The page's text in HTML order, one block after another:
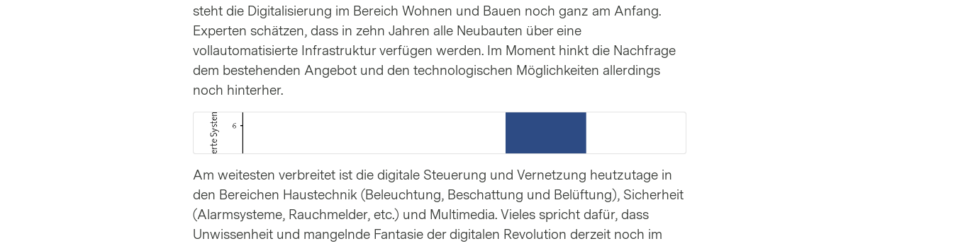
steht die Digitalisierung im Bereich Wohnen und Bauen noch ganz am Anfang.
Experten schätzen, dass in zehn Jahren alle Neubauten über eine
vollautomatisierte Infrastruktur verfügen werden. Im Moment hinkt die Nachfrage
dem bestehenden Angebot und den technologischen Möglichkeiten allerdings
noch hinterher.
Am weitesten verbreitet ist die digitale Steuerung und Vernetzung heutzutage in
den Bereichen Haustechnik (Beleuchtung, Beschattung und Belüftung), Sicherheit
(Alarmsysteme, Rauchmelder, etc.) und Multimedia. Vieles spricht dafür, dass
Unwissenheit und mangelnde Fantasie der digitalen Revolution derzeit noch im